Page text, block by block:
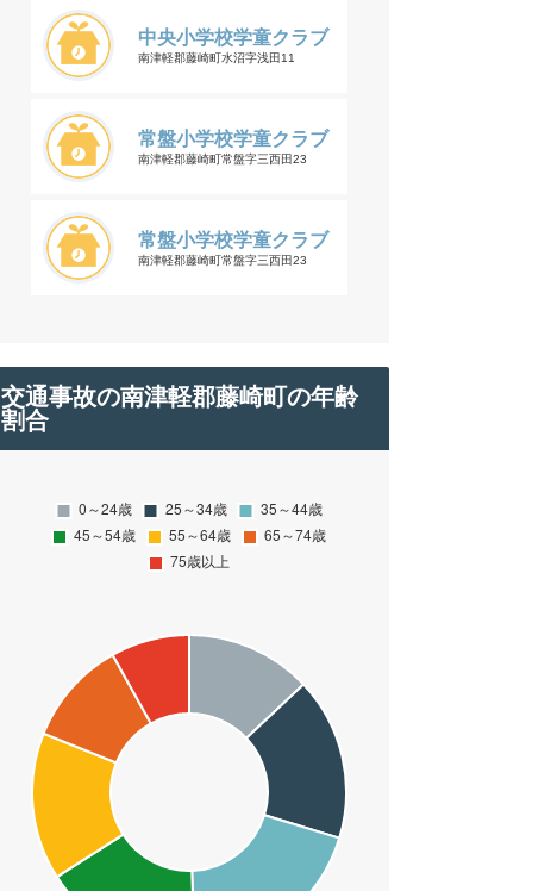
中央小学校学童クラブ
南津軽郡藤崎町水沼字浅田11
常盤小学校学童クラブ
南津軽郡藤崎町常盤字三西田23
常盤小学校学童クラブ
南津軽郡藤崎町常盤字三西田23
交通事故の南津軽郡藤崎町の年齢
割合